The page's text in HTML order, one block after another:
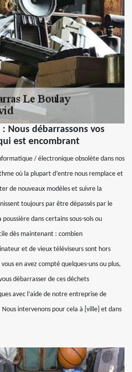
Nous débarrassons vos
est encombrant
/ électronique obsolète dans nos
où la plupart d’entre nous remplace et
de nouveaux modèles et suivre la
toujours par être dépassés par le
dans certains sous-sols ou
dès maintenant : combien
et de vieux téléviseurs sont hors
vous en avez compté quelques-uns ou plus,
débarrasser de ces déchets
avec l’aide de notre entreprise de
intervenons pour cela à [ville} et dans